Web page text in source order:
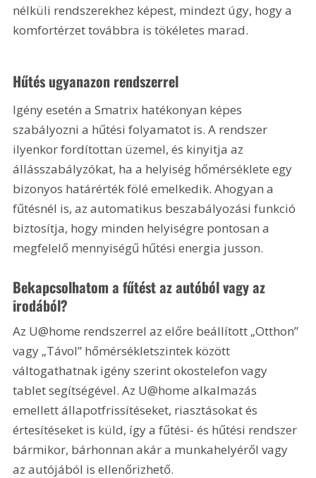
nélküli rendszerekhez képest, mindezt úgy, hogy a
komfortérzet továbbra is tökéletes marad.
Hűtés ugyanazon rendszerrel
Igény esetén a Smatrix hatékonyan képes
szabályozni a hűtési folyamatot is. A rendszer
ilyenkor fordítottan üzemel, és kinyitja az
állásszabályzókat, ha a helyiség hőmérséklete egy
bizonyos határérték fölé emelkedik. Ahogyan a
fűtésnél is, az automatikus beszabályozási funkció
biztosítja, hogy minden helyiségre pontosan a
megfelelő mennyiségű hűtési energia jusson.
Bekapcsolhatom a fűtést az autóból vagy az
irodából?
Az U@home rendszerrel az előre beállított „Otthon”
vagy „Távol” hőmérsékletszintek között
váltogathatnak igény szerint okostelefon vagy
tablet segítségével. Az U@home alkalmazás
emellett állapotfrissítéseket, riasztásokat és
értesítéseket is küld, így a fűtési- és hűtési rendszer
bármikor, bárhonnan akár a munkahelyéről vagy
az autójából is ellenőrizhető.